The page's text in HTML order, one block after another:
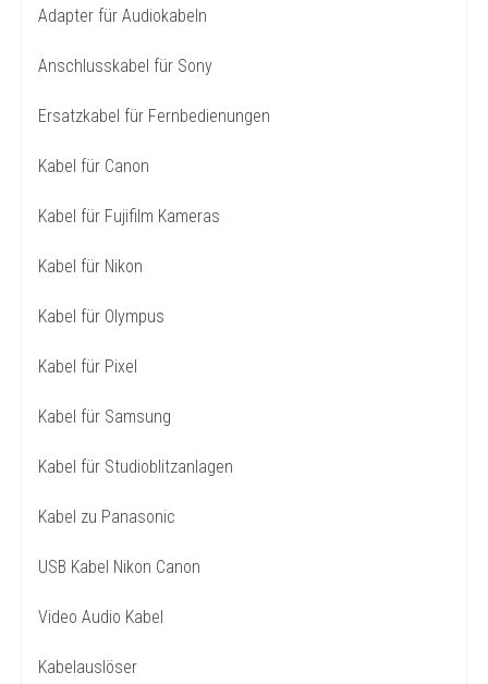
Adapter für Audiokabeln
Anschlusskabel für Sony
Ersatzkabel für Fernbedienungen
Kabel für Canon
Kabel für Fujifilm Kameras
Kabel für Nikon
Kabel für Olympus
Kabel für Pixel
Kabel für Samsung
Kabel für Studioblitzanlagen
Kabel zu Panasonic
USB Kabel Nikon Canon
Video Audio Kabel
Kabelauslöser